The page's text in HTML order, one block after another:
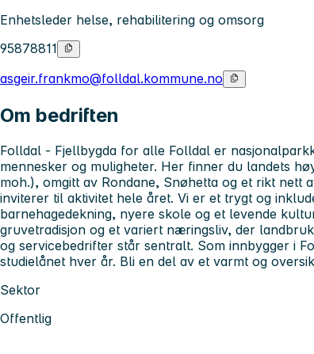
Enhetsleder helse, rehabilitering og omsorg
95878811
asgeir.frankmo@folldal.kommune.no
Om bedriften
Folldal - Fjellbygda for alle Folldal er
mennesker og muligheter. Her finner du landets
moh.), omgitt av Rondane, Snøhetta og et rikt nett
inviterer til aktivitet hele året. Vi er et trygt og
barnehagedekning, nyere skole og et levende
gruvetradisjon og et variert næringsliv, der
og servicebedrifter står sentralt. Som innbygger i
studielånet hver år. Bli en del av et varmt og
Sektor
Offentlig